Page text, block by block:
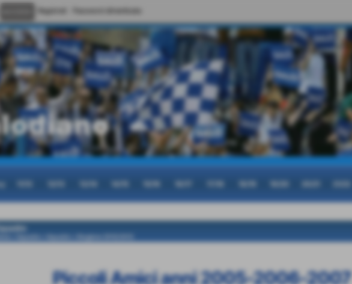
Registrati
Squadre Squadre Stagione 2012/2013
Piccoli Amici anni 2005-2006-2007